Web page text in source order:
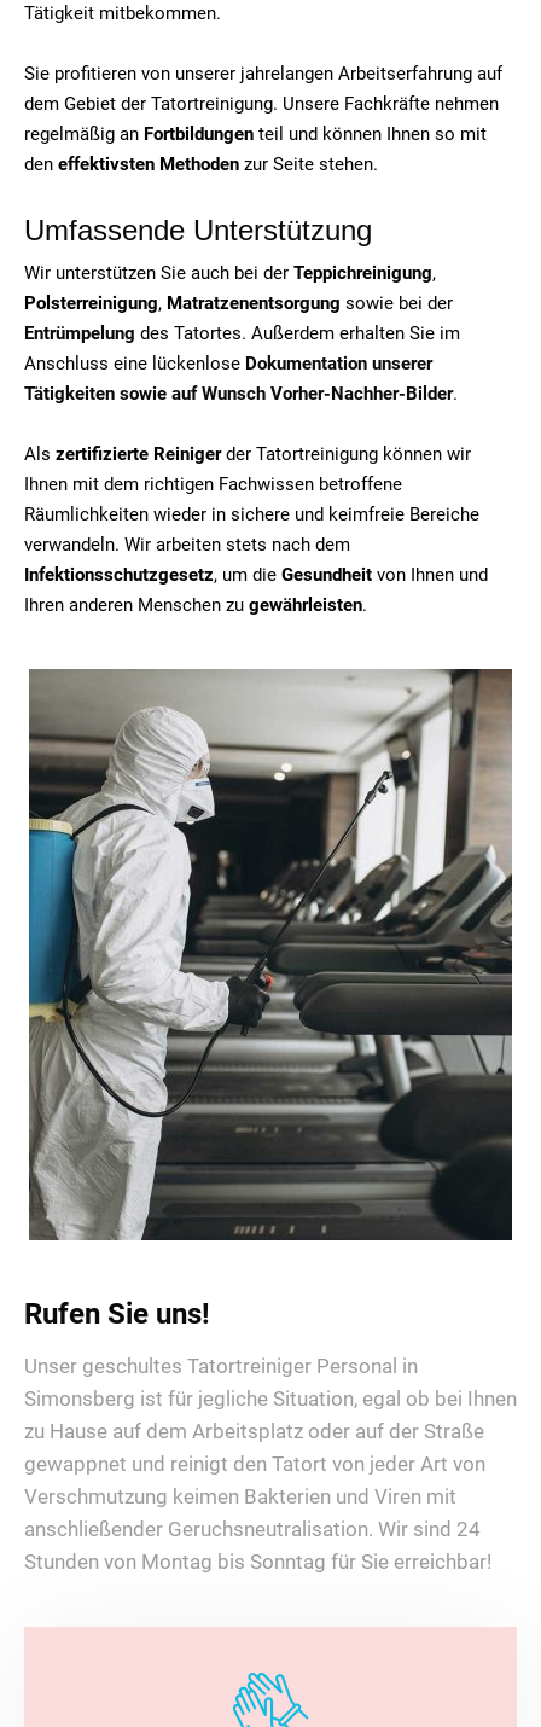
Tätigkeit mitbekommen.
Sie profitieren von unserer jahrelangen Arbeitserfahrung auf
dem Gebiet der Tatortreinigung. Unsere Fachkräfte nehmen
regelmäßig an Fortbildungen teil und können Ihnen so mit
den effektivsten Methoden zur Seite stehen.
Umfassende Unterstützung
Wir unterstützen Sie auch bei der Teppichreinigung,
Polsterreinigung, Matratzenentsorgung sowie bei der
Entrümpelung des Tatortes. Außerdem erhalten Sie im
Anschluss eine lückenlose Dokumentation unserer
Tätigkeiten sowie auf Wunsch Vorher-Nachher-Bilder.
Als zertifizierte Reinigerder Tatortreinigung können wir
Ihnen mit dem richtigen Fachwissen betroffene
Räumlichkeiten wieder in sichere und keimfreie Bereiche
verwandeln. Wir arbeiten stets nach dem
Infektionsschutzgesetz, um die Gesundheit von Ihnen und
Ihren anderen Menschen zu gewährleisten.
Rufen Sie uns!
Unser geschultes Tatortreiniger Personal in
Simonsberg ist für jegliche Situation, egal ob bei Ihnen
zu Hause auf dem Arbeitsplatz oder auf der Straße
gewappnet und reinigt den Tatort von jeder Art von
Verschmutzung keimen Bakterien und Viren mit
anschließender Geruchsneutralisation. Wir sind 24
Stunden von Montag bis Sonntag für Sie erreichbar!